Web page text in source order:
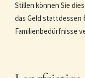
Stillen können Sie
das Geld stattdessen
Familienbedürfnisse